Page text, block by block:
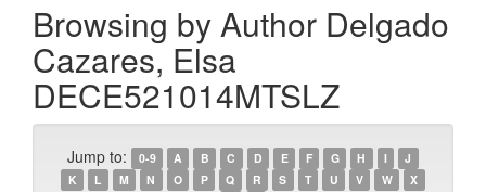
Browsing by Author Delgado
Cazares, Elsa
DECE521014MTSLZ
Jump to: 0-9 A B C D E F G H I
J
K
L M N O P Q R S T U V W
X